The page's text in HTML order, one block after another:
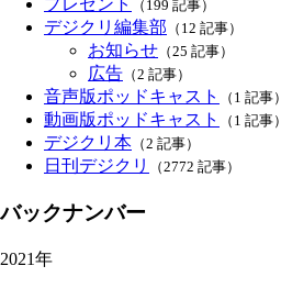
プレゼント （199 記事）
デジクリ編集部 （12 記事）
お知らせ （25 記事）
広告 （2 記事）
音声版ポッドキャスト （1 記事）
動画版ポッドキャスト （1 記事）
デジクリ本 （2 記事）
日刊デジクリ （2772 記事）
バックナンバー
2021年